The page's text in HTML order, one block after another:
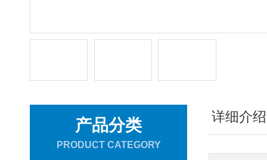
产品分类
PRODUCT CATEGORY
详细介绍